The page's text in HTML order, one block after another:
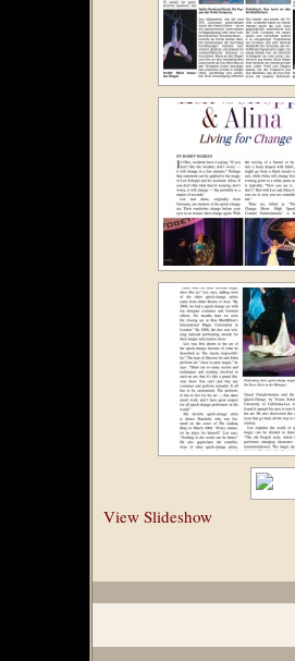
View Slideshow